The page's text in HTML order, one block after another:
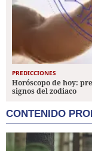
PREDICCIONES
Horóscopo de hoy:
signos del zodiaco
CONTENIDO